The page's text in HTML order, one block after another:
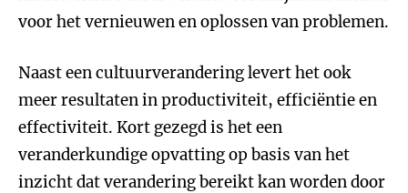
voor het vernieuwen en oplossen van problemen.
Naast een cultuurverandering levert het ook
meer resultaten in productiviteit, efficiëntie en
effectiviteit. Kort gezegd is het een
veranderkundige opvatting op basis van het
inzicht dat verandering bereikt kan worden door